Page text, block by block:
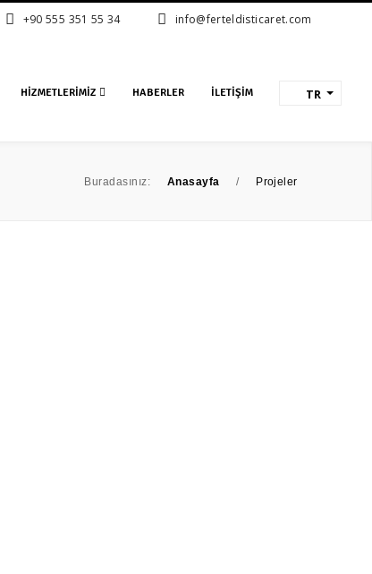
+90 555 351 55 34 info@ferteldisticaret.com
HIZMETLERIMIZ HABERLER İLETIŞIM TR
Buradasınız: Anasayfa / Projeler